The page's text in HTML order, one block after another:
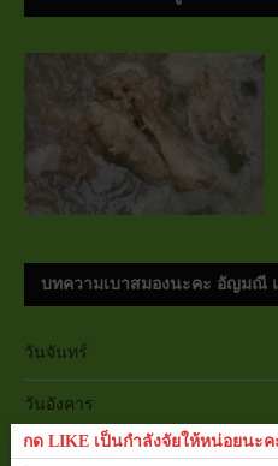
บทความเบาสมองนะคะ อัญมณี
วันจันทร์
วันอังคาร
วันพุธ
กด LIKE เป็นกำลังจัยให้หน่อยนะ